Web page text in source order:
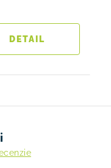
DETAIL